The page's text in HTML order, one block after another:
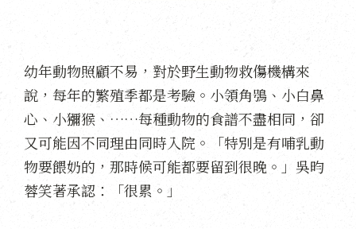
幼年動物照顧不易，對於野生動物救傷機構來
說，每年的繁殖季都是考驗。小領角鴞、小白鼻
心、小獼猴、……每種動物的食譜不盡相同，卻
又可能因不同理由同時入院。「特別是有哺乳動
物要餵奶的，那時候可能都要留到很晚。」吳昀
蓉笑著承認：「很累。」